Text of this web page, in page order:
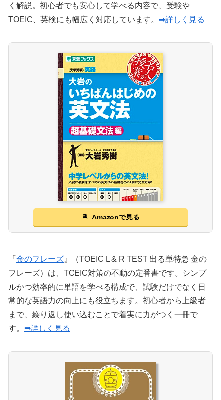
く解説。初心者でも安心して学べる内容で、受験や
TOEIC、英検にも幅広く対応しています。 ➡詳しく見る
Amazonで見る
『金のフレーズ』（TOEIC L & R TEST 出る単特急 金の
フレーズ）は、TOEIC対策の不動の定番書です。シンプ
ルかつ効率的に単語を学べる構成で、試験だけでなく日
常的な英語力の向上にも役立ちます。初心者から上級者
まで、繰り返し使い込むことで着実に力がつく一冊で
す。 ➡詳しく見る